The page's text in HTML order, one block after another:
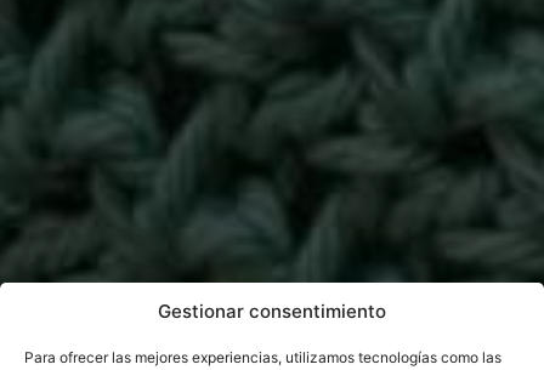
Gestionar consentimiento
Para ofrecer las mejores experiencias, utilizamos tecnologías como las